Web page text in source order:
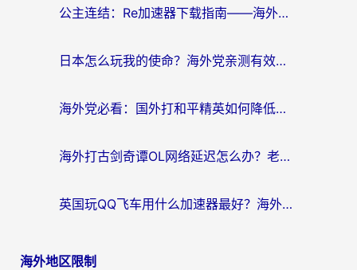
公主连结：Re加速器下载指南——海外党不再错过国服活动的秘密武器
日本怎么玩我的使命？海外党亲测有效的国服游戏加速指南（附避坑技巧）
海外党必看：国外打和平精英如何降低延迟？附3款热门国服游戏加速方案
海外打古剑奇谭OL网络延迟怎么办？老玩家亲测有效的加速器选择指南
英国玩QQ飞车用什么加速器最好？海外党亲测，告别漂移卡顿的终极选择
海外地区限制